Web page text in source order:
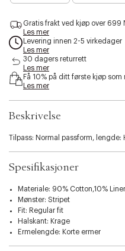
i
l
i
y
.
v
i
t
n
s
e
l
e
c
t
o
n
f
i
j
n
Gratis frakt ved kjøp over 699
Les mer
Levering innen 2-5 virkedager
Les mer
30 dagers returrett
Les mer
Få 10% på ditt første kjøp som
Les mer
Beskrivelse
Tilpass: Normal passform, lengde:
Spesifikasjoner
Materiale: 90% Cotton,10%
Mønster: Stripet
Fit: Regular fit
Halskant: Krage
Ermelengde: Korte ermer